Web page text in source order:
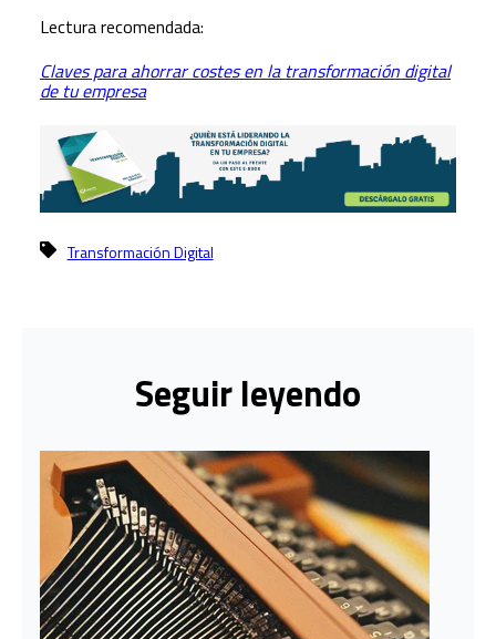
Lectura recomendada:
Claves para ahorrar costes en la transformación digital
de tu empresa
Transformación Digital
Seguir leyendo